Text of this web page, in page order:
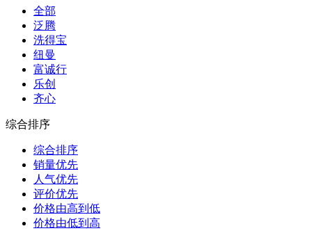
全部
泛腾
洗得宝
纽曼
富诚行
乐创
齐心
综合排序
综合排序
销量优先
人气优先
评价优先
价格由高到低
价格由低到高